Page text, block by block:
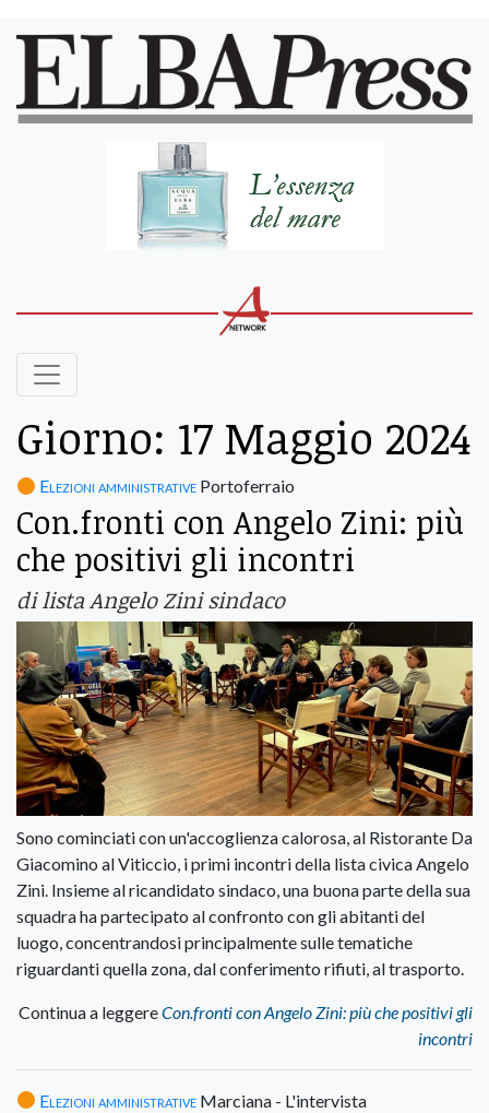
Giorno: 17 Maggio 2024
Elezioni amministrative Portoferraio
Con.fronti con Angelo Zini: più
che positivi gli incontri
di lista Angelo Zini sindaco
Sono cominciati con un'accoglienza calorosa, al Ristorante Da
Giacomino al Viticcio, i primi incontri della lista civica Angelo
Zini. Insieme al ricandidato sindaco, una buona parte della sua
squadra ha partecipato al confronto con gli abitanti del
luogo, concentrandosi principalmente sulle tematiche
riguardanti quella zona, dal conferimento rifiuti, al trasporto.
Continua a leggereCon.fronti con Angelo Zini: più che positivi gli
incontri
Elezioni amministrative Marciana - L'intervista